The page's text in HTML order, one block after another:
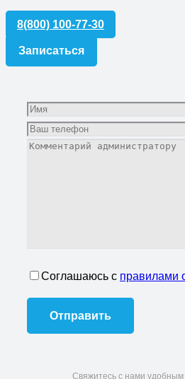
8(800) 100-77-30
Записаться
Соглашаюсь с правилами
Свяжитесь с нами